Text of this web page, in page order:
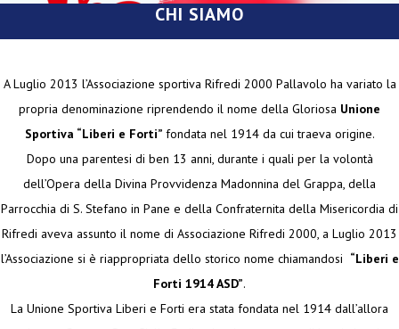
CHI SIAMO
A Luglio 2013 l’Associazione sportiva Rifredi 2000 Pallavolo ha variato la
propria denominazione riprendendo il nome della Gloriosa Unione
Sportiva “Liberi e Forti” fondata nel 1914 da cui traeva origine.
Dopo una parentesi di ben 13 anni, durante i quali per la volontà
dell’Opera della Divina Provvidenza Madonnina del Grappa, della
Parrocchia di S. Stefano in Pane e della Confraternita della Misericordia di
Rifredi aveva assunto il nome di Associazione Rifredi 2000, a Luglio 2013
l’Associazione si è riappropriata dello storico nome chiamandosi “Liberi e
Forti 1914 ASD”.
La Unione Sportiva Liberi e Forti era stata fondata nel 1914 dall’allora